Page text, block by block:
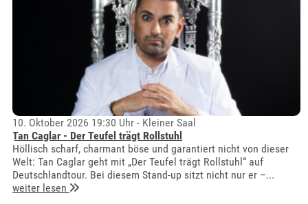
10. Oktober 2026 19:30 Uhr - Kleiner Saal
Tan Caglar - Der Teufel trägt Rollstuhl
Höllisch scharf, charmant böse und garantiert nicht von dieser
Welt: Tan Caglar geht mit „Der Teufel trägt Rollstuhl“ auf
Deutschlandtour. Bei diesem Stand-up sitzt nicht nur er –...
weiter lesen